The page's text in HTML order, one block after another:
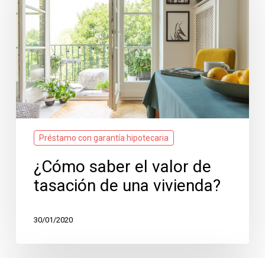
valor
de
tasación
de
una
vivienda?
Préstamo con garantía hipotecaria
¿Cómo saber el valor de
tasación de una vivienda?
30/01/2020